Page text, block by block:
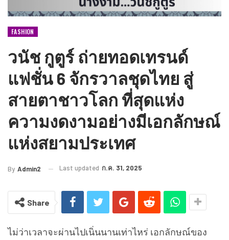
FASHION
วนัช กูตูร์ ถ่ายทอดเทรนด์
แฟชั่น 6 จักรวาลชุดไทย สู่
สายตาชาวโลก ที่สุดแห่ง
ความงดงามอย่างมีเอกลักษณ์
แห่งสยามประเทศ
By Admin2 Last updated ก.ค. 31, 2025
Share
ไม่ว่าเวลาจะผ่านไปเนิ่นนานเท่าไหร่ เอกลักษณ์ของ